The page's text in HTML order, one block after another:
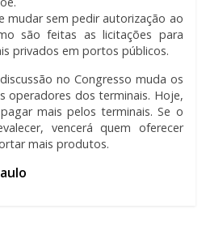
mudar sem pedir autorização ao
são feitas as licitações para
privados em portos públicos.
no Congresso muda os
operadores dos terminais. Hoje,
mais pelos terminais. Se o
vencerá quem oferecer
mais produtos.